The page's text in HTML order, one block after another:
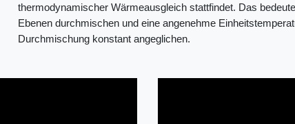
thermodynamischer Wärmeausgleich stattfindet. Das
Ebenen durchmischen und eine angenehme
Durchmischung konstant angeglichen.